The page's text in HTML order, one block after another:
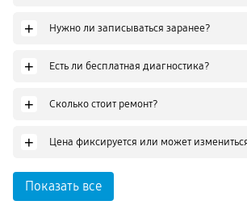
+ Нужно ли записываться заранее?
+ Есть ли бесплатная диагностика?
+ Сколько стоит ремонт?
+ Цена фиксируется или может
Показать все